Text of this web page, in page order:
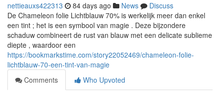
nettieauxs422313 84 days ago News
Discuss
De Chameleon folie Lichtblauw 70% is werkelijk meer dan enkel
een tint ; het is een symbool van magie . Deze bijzondere
schaduw combineert de rust van blauw met een delicate sublieme
diepte , waardoor een
https://bookmarkstime.com/story22052469/chameleon-folie-
lichtblauw-70-een-tint-van-magie
Comments
Who Upvoted